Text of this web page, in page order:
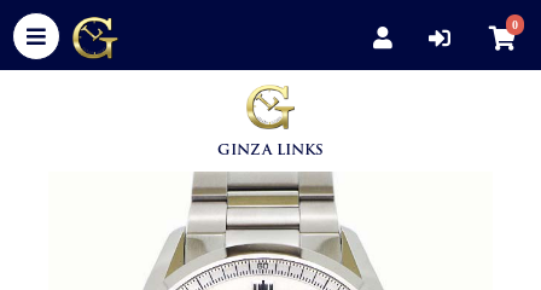
0
GINZA LINKS